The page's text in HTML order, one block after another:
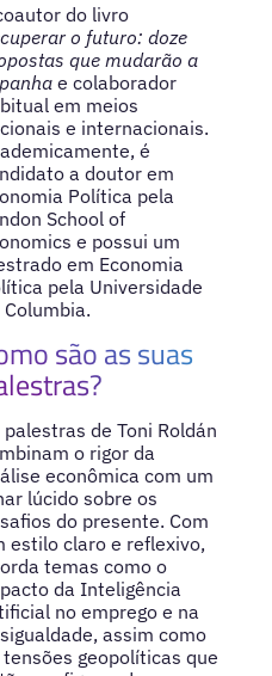
do livro
o futuro: doze
que mudarão a
e colaborador
em meios
e internacionais.
é
a doutor em
Política pela
School of
e possui um
em Economia
pela Universidade
Columbia.
são as suas
palestras de Toni Roldán
o rigor da
econômica com um
lúcido sobre os
do presente. Com
estilo claro e reflexivo,
temas como o
da Inteligência
no emprego e na
assim como
tensões geopolíticas que